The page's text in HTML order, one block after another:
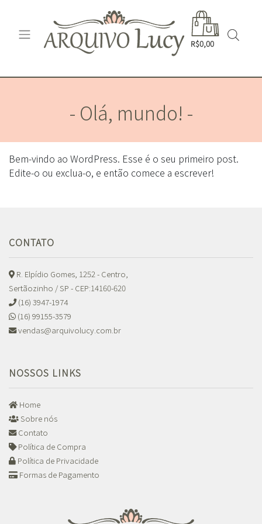
R$0,00
- Olá, mundo! -
Bem-vindo ao WordPress. Esse é o seu primeiro post.
Edite-o ou exclua-o, e então comece a escrever!
CONTATO
R. Elpídio Gomes, 1252 - Centro,
Sertãozinho / SP - CEP:14160-620
(16) 3947-1974
(16) 99155-3579
vendas@arquivolucy.com.br
NOSSOS LINKS
Home
Sobre nós
Contato
Política de Compra
Política de Privacidade
Formas de Pagamento